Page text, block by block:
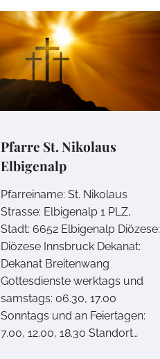
Pfarre St. Nikolaus
Elbigenalp
Pfarreiname: St. Nikolaus
Strasse: Elbigenalp 1 PLZ,
Stadt: 6652 Elbigenalp Diözese:
Diözese Innsbruck Dekanat:
Dekanat Breitenwang
Gottesdienste werktags und
samstags: 06.30, 17.00
Sonntags und an Feiertagen:
7.00, 12.00, 18.30 Standort…